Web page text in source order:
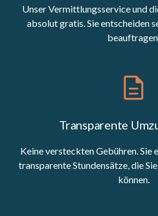
Unser Vermittlungsservice und
absolut gratis. Sie entscheiden
beauftragen.
Transparente
Keine versteckten Gebühren. Sie
transparente Stundensätze, die
können.